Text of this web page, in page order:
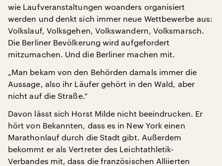
wie Laufveranstaltungen woanders organisiert
werden und denkt sich immer neue Wettbewerbe aus:
Volkslauf, Volksgehen, Volkswandern, Volksmarsch.
Die Berliner Bevölkerung wird aufgefordert
mitzumachen. Und die Berliner machen mit.
„Man bekam von den Behörden damals immer die
Aussage, also ihr Läufer gehört in den Wald, aber
nicht auf die Straße.“
Davon lässt sich Horst Milde nicht beeindrucken. Er
hört von Bekannten, dass es in New York einen
Marathonlauf durch die Stadt gibt. Außerdem
bekommt er als Vertreter des Leichtathletik-
Verbandes mit, dass die französischen Alliierten